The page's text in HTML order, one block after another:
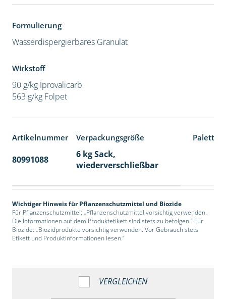
Formulierung
Wasserdispergierbares Granulat
Wirkstoff
90 g/kg Iprovalicarb
563 g/kg Folpet
Artikelnummer Verpackungsgröße
80991088
6 kg Sack,
wiederverschließbar
Wichtiger Hinweis für Pflanzenschutzmittel und Biozide
Für Pflanzenschutzmittel: „Pflanzenschutzmittel vorsichtig verwenden.
Die Informationen auf dem Produktetikett sind stets zu befolgen.“ Für
Biozide: „Biozidprodukte vorsichtig verwenden. Vor Gebrauch stets
Etikett und Produktinformationen lesen.“
VERGLEICHEN